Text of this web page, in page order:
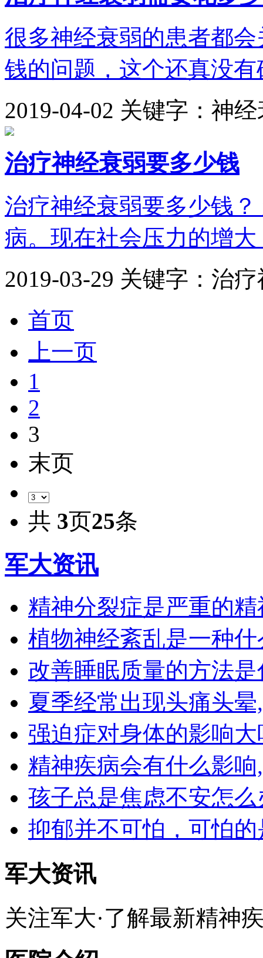
很多神经衰弱的患者都
钱的问题，这个还真没
2019-04-02 关键字：神
治疗神经衰弱要多少钱
治疗神经衰弱要多少钱
病。现在社会压力的增
2019-03-29 关键字：治
首页
上一页
1
2
3
末页
共 3页25条
军大资讯
精神分裂症是严重的
植物神经紊乱是一种
改善睡眠质量的方法
夏季经常出现头痛头
强迫症对身体的影响
精神疾病会有什么影
孩子总是焦虑不安怎
抑郁并不可怕，可怕
军大资讯
关注军大·了解最新精神